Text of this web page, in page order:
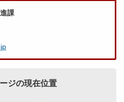
課
ジの現在位置